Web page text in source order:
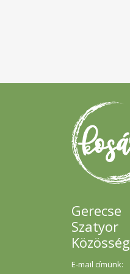
Gerecse
Szatyor
Közösség
E-mail címünk: